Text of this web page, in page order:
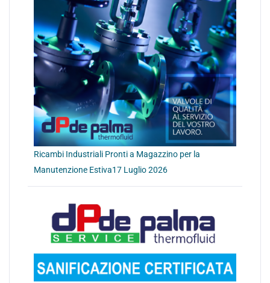
Ricambi Industriali Pronti a Magazzino per la
Manutenzione Estiva17 Luglio 2026